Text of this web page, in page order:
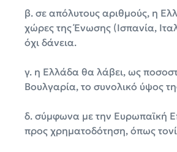
β. σε απόλυτους αριθμούς, η
χώρες της Ένωσης (Ισπανία,
όχι δάνεια.
γ. η Ελλάδα θα λάβει, ως
Βουλγαρία, το συνολικό ύψος
δ. σύμφωνα με την Ευρωπαϊκή
προς χρηματοδότηση, όπως